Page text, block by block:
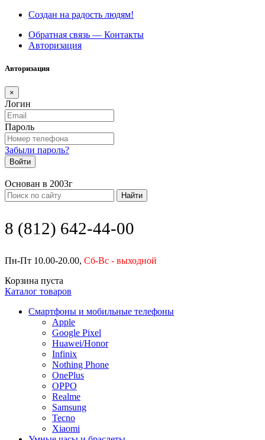
Создан на радость людям!
Обратная связь — Контакты
Авторизация
Авторизация
×
Логин
Пароль
Забыли пароль?
Войти
Основан в 2003г
Найти
8 (812) 642-44-00
Пн-Пт 10.00-20.00, Сб-Вс - выходной
Корзина пуста
Каталог товаров
Смартфоны и мобильные телефоны
Apple
Google Pixel
Huawei/Honor
Infinix
Nothing Phone
OnePlus
OPPO
Realme
Samsung
Tecno
Xiaomi